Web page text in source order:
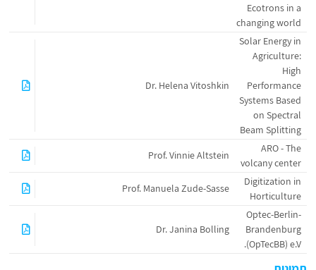
Ecotrons in a
changing world
Solar Energy in
Agriculture:
High
Performance
Systems Based
on Spectral
Beam Splitting
Dr. Helena Vitoshkin
ARO - The
volcany center
Prof. Vinnie Altstein
Digitization in
Horticulture
Prof. Manuela Zude-Sasse
Optec-Berlin-
Brandenburg
(OpTecBB) e.V.
Dr. Janina Bolling